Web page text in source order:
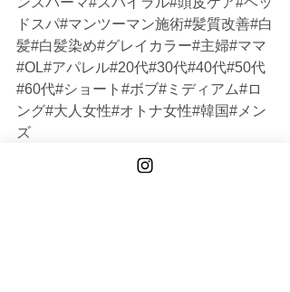
ドスパ#マンツーマン施術#髪質改善#白
髪#白髪染め#グレイカラー#主婦#ママ
#OL#アパレル#20代#30代#40代#50代
#60代#ショート#ボブ#ミディアム#ロ
ング#大人女性#オトナ女性#韓国#メン
ズ